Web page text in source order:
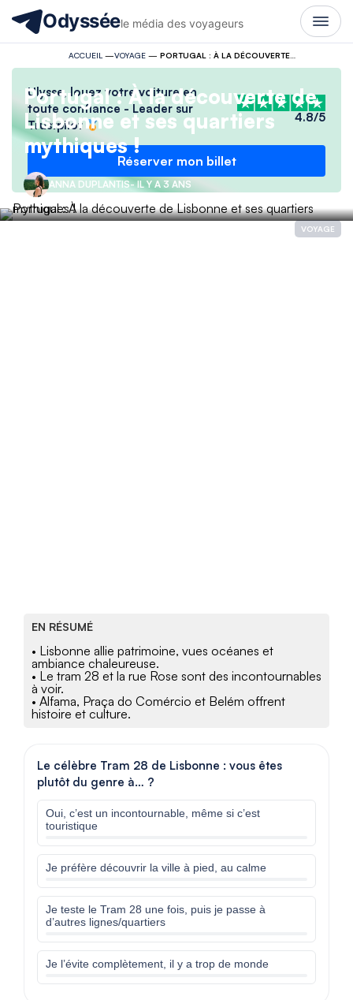
Odysséele média des voyageurs
ACCUEIL —VOYAGE— PORTUGAL : À LA DÉCOUVERTE DE LISBONNE ET SES QUARTIERS MYTHIQUES !
Ulysse, louez votre voiture en
toute confiance - Leader sur
Trustpilot
4.8/5
Réserver mon billet
VOYAGE
Portugal : À la découverte de
Lisbonne et ses quartiers
mythiques !
ANNA DUPLANTIS- IL Y A 3 ANS
EN RÉSUMÉ
• Lisbonne allie patrimoine, vues océanes et
ambiance chaleureuse.
• Le tram 28 et la rue Rose sont des incontournables
à voir.
• Alfama, Praça do Comércio et Belém offrent
histoire et culture.
Le célèbre Tram 28 de Lisbonne : vous êtes
plutôt du genre à… ?
Oui, c’est un incontournable, même si c’est
touristique
Je préfère découvrir la ville à pied, au calme
Je teste le Tram 28 une fois, puis je passe à
d’autres lignes/quartiers
Je l’évite complètement, il y a trop de monde